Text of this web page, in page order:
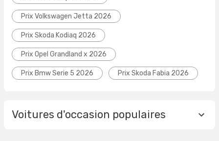
Prix Volkswagen Jetta 2026
Prix Skoda Kodiaq 2026
Prix Opel Grandland x 2026
Prix Bmw Serie 5 2026 Prix Skoda Fabia 2026
Voitures d'occasion populaires